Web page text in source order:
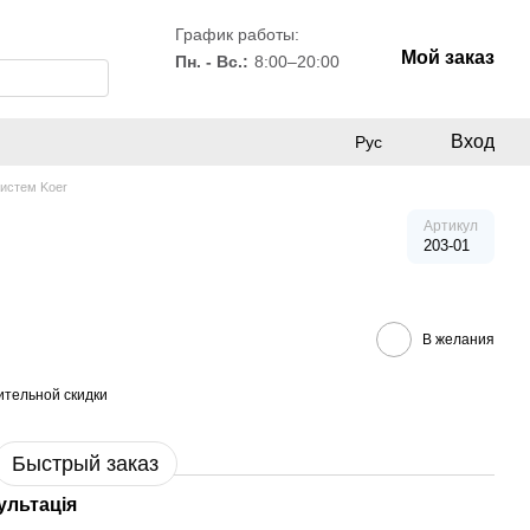
График работы:
Пн. - Вс.: 8:00–20:00 Мой заказ
Рус Вход
Koer
Артикул
203-01
В желания
скидки
Быстрый заказ